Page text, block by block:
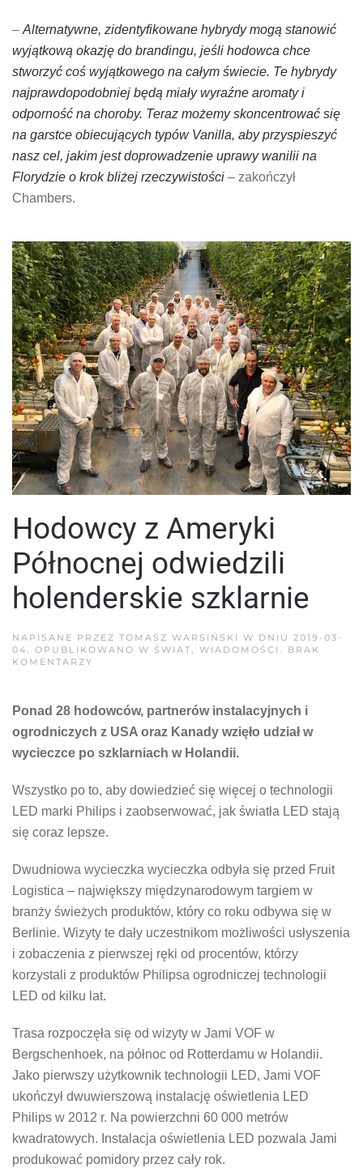
– Alternatywne, zidentyfikowane hybrydy mogą stanowić
wyjątkową okazję do brandingu, jeśli hodowca chce
stworzyć coś wyjątkowego na całym świecie. Te hybrydy
najprawdopodobniej będą miały wyraźne aromaty i
odporność na choroby. Teraz możemy skoncentrować się
na garstce obiecujących typów Vanilla, aby przyspieszyć
nasz cel, jakim jest doprowadzenie uprawy wanilii na
Florydzie o krok bliżej rzeczywistości – zakończył
Chambers.
Hodowcy z Ameryki
Północnej odwiedzili
holenderskie szklarnie
NAPISANE PRZEZ TOMASZ WARSIŃSKI W DNIU 2019-03-
04. OPUBLIKOWANO W ŚWIAT, WIADOMOŚCI . BRAK
KOMENTARZY
PÓŁNOCNEJ
HOLENDERSKIE
SZKLARNIE
Ponad 28 hodowców, partnerów instalacyjnych i
ogrodniczych z USA oraz Kanady wzięło udział w
wycieczce po szklarniach w Holandii.
Wszystko po to, aby dowiedzieć się więcej o technologii
LED marki Philips i zaobserwować, jak światła LED stają
się coraz lepsze.
Dwudniowa wycieczka wycieczka odbyła się przed Fruit
Logistica – największy międzynarodowym targiem w
branży świeżych produktów, który co roku odbywa się w
Berlinie. Wizyty te dały uczestnikom możliwości usłyszenia
i zobaczenia z pierwszej ręki od procentów, którzy
korzystali z produktów Philipsa ogrodniczej technologii
LED od kilku lat.
Trasa rozpoczęła się od wizyty w Jami VOF w
Bergschenhoek, na północ od Rotterdamu w Holandii.
Jako pierwszy użytkownik technologii LED, Jami VOF
ukończył dwuwierszową instalację oświetlenia LED
Philips w 2012 r. Na powierzchni 60 000 metrów
kwadratowych. Instalacja oświetlenia LED pozwala Jami
produkować pomidory przez cały rok.